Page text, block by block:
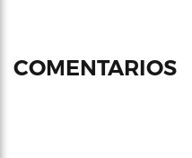
COMENTARIOS